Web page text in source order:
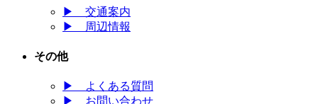
▶ 交通案内
▶
周辺情報
その他
▶
よくある質問
▶ お問い合わせ